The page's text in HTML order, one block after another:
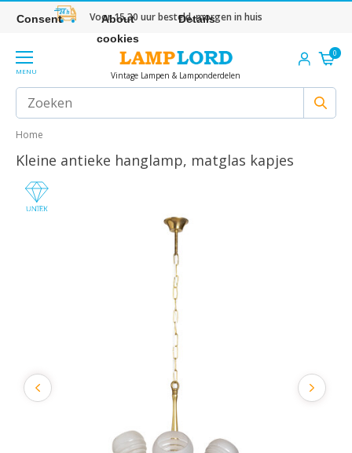
Voor 15.30 uur besteld, morgen in huis
MENU Vintage Lampen & Lamponderdelen
0
Home
Kleine antieke hanglamp, matglas kapjes
Consent
About
cookies
Details